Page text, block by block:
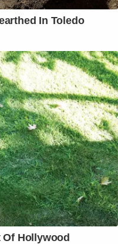
In Toledo
Of Hollywood